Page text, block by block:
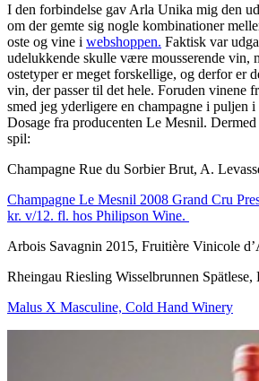
I den forbindelse gav Arla Unika mig den
om der gemte sig nogle kombinationer
oste og vine i webshoppen. Faktisk var
udelukkende skulle være mousserende vin,
ostetyper er meget forskellige, og derfor er
vin, der passer til det hele. Foruden vinene
smed jeg yderligere en champagne i puljen
Dosage fra producenten Le Mesnil.
spil:
Champagne Rue du Sorbier Brut, A.
Champagne Le Mesnil 2008 Grand Cru
kr. v/12. fl. hos Philipson Wine.
Arbois Savagnin 2015, Fruitière Vinicole
Rheingau Riesling Wisselbrunnen Spätlese,
Malus X Masculine, Cold Hand Winery